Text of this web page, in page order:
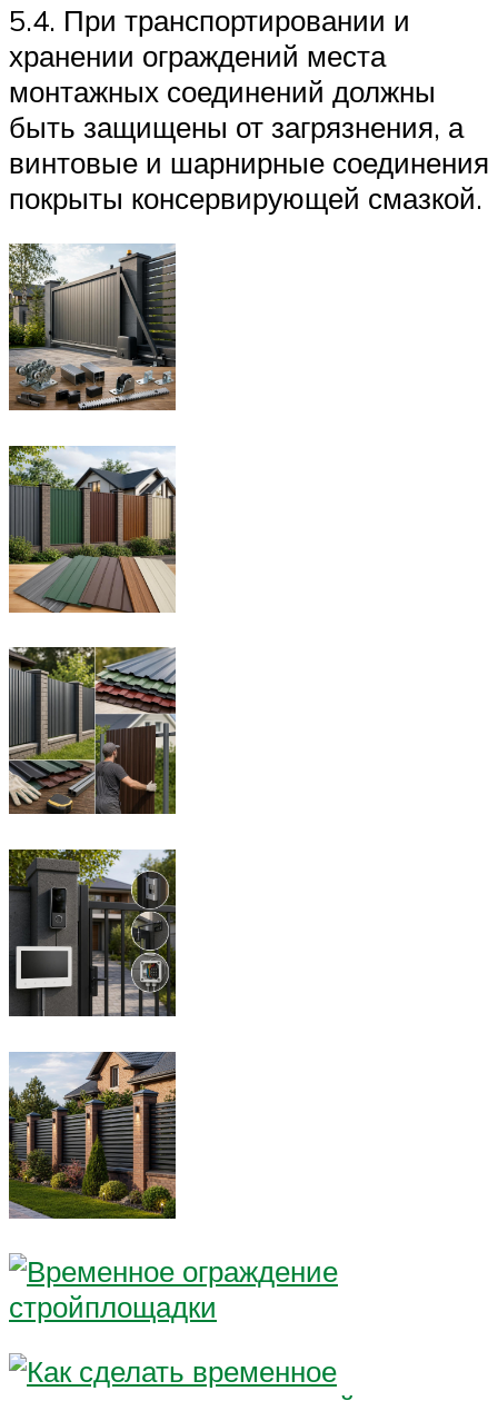
5.4. При транспортировании и
хранении ограждений места
монтажных соединений должны
быть защищены от загрязнения, а
винтовые и шарнирные соединения
покрыты консервирующей смазкой.